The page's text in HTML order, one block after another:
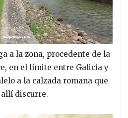
a la zona, procedente de la
en el límite entre Galicia y
a la calzada romana que
discurre.